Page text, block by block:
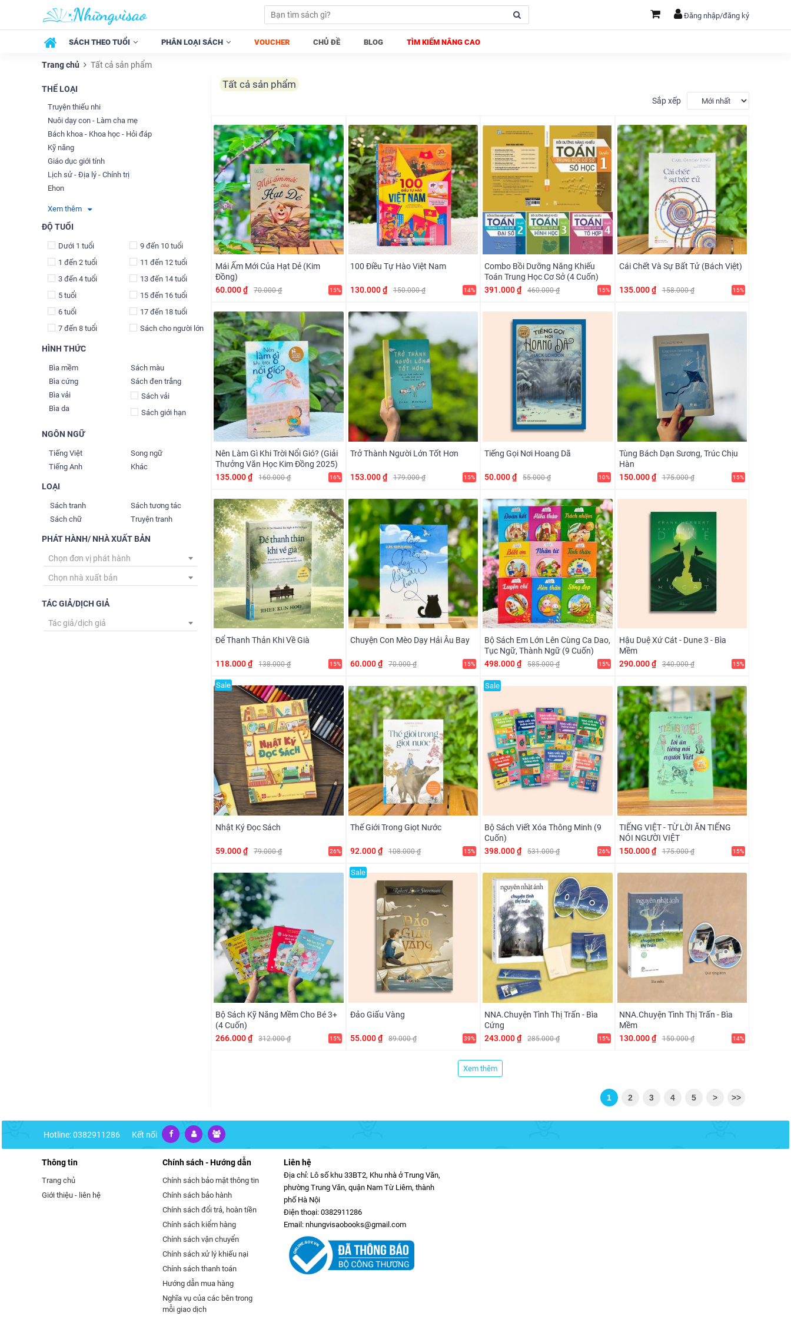
Đăng nhập/đăng ký
SÁCH THEO TUỔI PHÂN LOẠI SÁCH VOUCHER CHỦ ĐỀ BLOG TÌM KIẾM NÂNG CAO
Trang chủ Tất cả sản phẩm
THỂ LOẠI
Truyện thiếu nhi
Nuôi dạy con - Làm cha mẹ
Bách khoa - Khoa học - Hỏi đáp
Kỹ năng
Giáo dục giới tính
Lịch sử - Địa lý - Chính trị
Ehon
Xem thêm
ĐỘ TUỔI
Dưới 1 tuổi
1 đến 2 tuổi
3 đến 4 tuổi
5 tuổi
6 tuổi
7 đến 8 tuổi
9 đến 10 tuổi
11 đến 12 tuổi
13 đến 14 tuổi
15 đến 16 tuổi
17 đến 18 tuổi
Sách cho người lớn
HÌNH THỨC
Bìa mềm
Bìa cứng
Bìa vải
Bìa da
Sách màu
Sách đen trắng
Sách vải
Sách giới hạn
NGÔN NGỮ
Tiếng Việt
Tiếng Anh
Song ngữ
Khác
LOẠI
Sách tranh
Sách chữ
Sách tương tác
Truyện tranh
PHÁT HÀNH/ NHÀ XUẤT BẢN
Chọn đơn vị phát hành
Chọn nhà xuất bản
TÁC GIẢ/DỊCH GIẢ
Tác giả/dịch giả
Tất cả sản phẩm
Sắp xếp
Mái Ấm Mới Của Hạt Dẻ (Kim
Đồng)
60.000 ₫
70.000 ₫ 15%
100 Điều Tự Hào Việt Nam
130.000 ₫ 150.000 ₫ 14%
Combo Bồi Dưỡng Năng Khiếu
Toán Trung Học Cơ Sở (4 Cuốn)
391.000 ₫
460.000 ₫ 15%
Cái Chết Và Sự Bất Tử (Bách Việt)
135.000 ₫ 158.000 ₫ 15%
Nên Làm Gì Khi Trời Nổi Gió? (Giải
Thưởng Văn Học Kim Đồng 2025)
135.000 ₫
160.000 ₫ 16%
Trở Thành Người Lớn Tốt Hơn
153.000 ₫ 179.000 ₫ 15%
Tiếng Gọi Nơi Hoang Dã
50.000 ₫ 55.000 ₫ 10%
Tùng Bách Dạn Sương, Trúc Chịu
Hàn
150.000 ₫
175.000 ₫ 15%
Để Thanh Thản Khi Về Già
118.000 ₫ 138.000 ₫ 15%
Chuyện Con Mèo Dạy Hải Âu Bay
60.000 ₫ 70.000 ₫ 15%
Bộ Sách Em Lớn Lên Cùng Ca Dao,
Tục Ngữ, Thành Ngữ (9 Cuốn)
498.000 ₫
585.000 ₫ 15%
Hậu Duệ Xứ Cát - Dune 3 - Bìa
Mềm
290.000 ₫
340.000 ₫ 15%
Sale
Nhật Ký Đọc Sách
59.000 ₫ 79.000 ₫ 26%
Thế Giới Trong Giọt Nước
92.000 ₫ 108.000 ₫ 15%
Sale
Bộ Sách Viết Xóa Thông Minh (9
Cuốn)
398.000 ₫
531.000 ₫ 26%
TIẾNG VIỆT - TỪ LỜI ĂN TIẾNG
NÓI NGƯỜI VIỆT
150.000 ₫
175.000 ₫ 15%
Bộ Sách Kỹ Năng Mềm Cho Bé 3+
(4 Cuốn)
266.000 ₫
312.000 ₫ 15%
Sale
Đảo Giấu Vàng
55.000 ₫ 89.000 ₫ 39%
NNA.Chuyện Tình Thị Trấn - Bìa
Cứng
243.000 ₫
285.000 ₫ 15%
NNA.Chuyện Tình Thị Trấn - Bìa
Mềm
130.000 ₫
150.000 ₫ 14%
Xem thêm
1 2 3 4 5 > >>
Hotline: 0382911286 Kết nối
Thông tin
Trang chủ
Giới thiệu - liên hệ
Chính sách - Hướng dẫn
Chính sách bảo mật thông tin
Chính sách bảo hành
Chính sách đổi trả, hoàn tiền
Chính sách kiểm hàng
Chính sách vận chuyển
Chính sách xử lý khiếu nại
Chính sách thanh toán
Hướng dẫn mua hàng
Nghĩa vụ của các bên trong
mỗi giao dịch
Liên hệ
Địa chỉ: Lô số khu 33BT2, Khu nhà ở Trung Văn,
phường Trung Văn, quận Nam Từ Liêm, thành
phố Hà Nội
Điện thoại: 0382911286
Email: nhungvisaobooks@gmail.com